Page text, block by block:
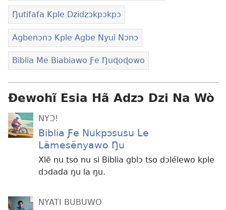
Ŋutifafa Kple Dzidzɔkpɔkpɔ
Agbenɔnɔ Kple Agbe Nyui Nɔnɔ
Biblia Me Biabiawo Ƒe Ŋuɖoɖowo
Ɖewohĩ Esia Hã Adzɔ Dzi Na Wò
NYƆ!
Biblia Ƒe Nukpɔsusu Le
Lãmesẽnyawo Ŋu
Xlẽ nu tso nu si Biblia gblɔ tso dɔlélewo kple
dɔdada ŋu la ŋu.
NYATI BUBUWO